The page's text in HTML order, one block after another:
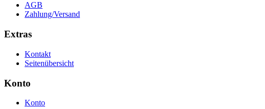
AGB
Zahlung/Versand
Extras
Kontakt
Seitenübersicht
Konto
Konto